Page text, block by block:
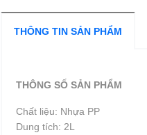
THÔNG TIN SẢN PHẨM
THÔNG SỐ SẢN PHẨM
Chất liệu: Nhựa PP
Dung tích: 2L